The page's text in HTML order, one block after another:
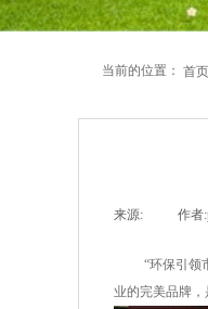
当前的位置： 首页
来源: 作者:
“环保引领
业的完美品牌